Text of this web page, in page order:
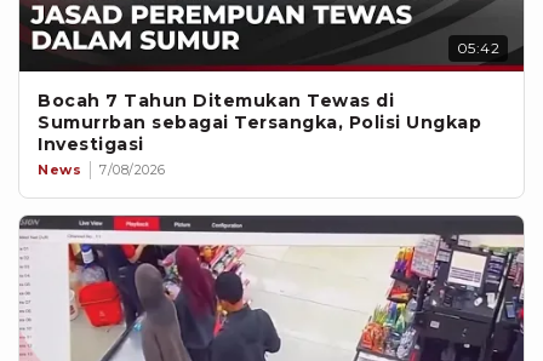
05:42
Bocah 7 Tahun Ditemukan Tewas di
Sumurrban sebagai Tersangka, Polisi Ungkap
Investigasi
News 7/08/2026